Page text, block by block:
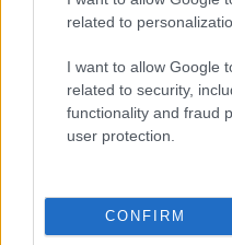
related to
I want to allow Google
related to security,
functionality and fraud
user protection.
CONFIRM
„Szerintem ideje, hogy a
producerként, rengeteg
területen, akár itthon, akár
forbïdden fruïtot is –
AnnaElza mixelte. Nekem
»körítést« is, számomra ez
magamról, hogy jelenleg